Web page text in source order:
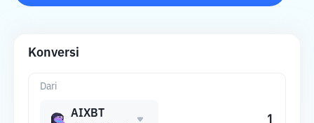
Konversi
Dari
AIXBT